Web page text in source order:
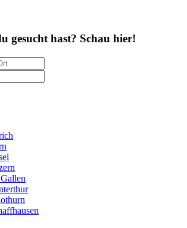
gesucht hast? Schau hier!